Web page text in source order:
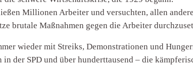
Millionen Arbeiter und versuchten, allen
brutale Maßnahmen gegen die Arbeiter
wieder mit Streiks, Demonstrationen und
der SPD und über hunderttausend – die